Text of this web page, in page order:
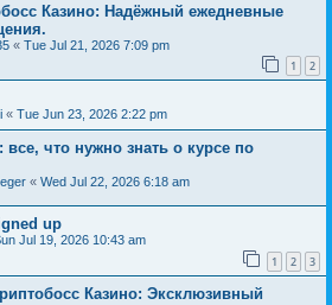
Казино: Надёжный ежедневные
« Tue Jul 21, 2026 7:09 pm
1 2
« Tue Jun 23, 2026 2:22 pm
все, что нужно знать о курсе по
« Wed Jul 22, 2026 6:18 am
up
Jul 19, 2026 10:43 am
1 2 3
Казино: Эксклюзивный